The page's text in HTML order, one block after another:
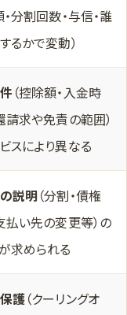
・分割回数・与信・誰
るかで変動）
（控除額・入金時
請求や免責の範囲）
スにより異なる
説明 （分割・債権
払い先の変更等）の
求められる
護（クーリングオ